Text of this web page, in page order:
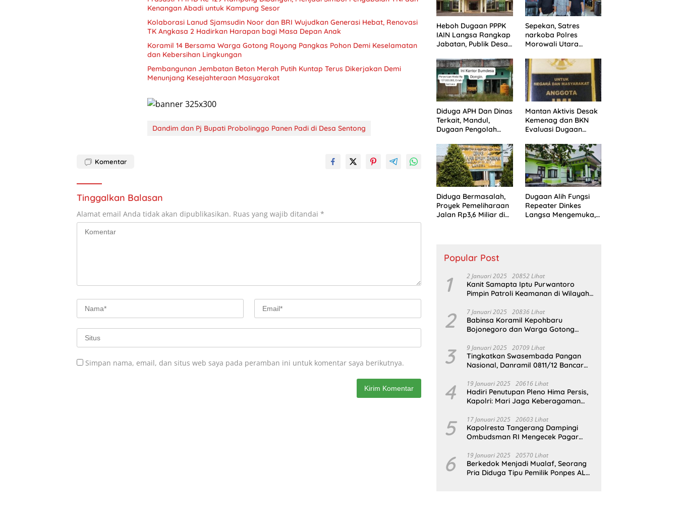
Kenangan Abadi untuk Kampung Sesor
Kolaborasi Lanud Sjamsudin Noor dan BRI Wujudkan Generasi Hebat, Renovasi
TK Angkasa 2 Hadirkan Harapan bagi Masa Depan Anak
Koramil 14 Bersama Warga Gotong Royong Pangkas Pohon Demi Keselamatan
dan Kebersihan Lingkungan
Pembangunan Jembatan Beton Merah Putih Kuntap Terus Dikerjakan Demi
Menunjang Kesejahteraan Masyarakat
Dandim dan Pj Bupati Probolinggo Panen Padi di Desa Sentong
Komentar
Tinggalkan Balasan
Alamat email Anda tidak akan dipublikasikan. Ruas yang wajib ditandai *
Simpan nama, email, dan situs web saya pada peramban ini untuk komentar saya berikutnya.
Heboh Dugaan PPPK
IAIN Langsa Rangkap
Jabatan, Publik Desak
ASN
Sepekan, Satres
narkoba Polres
Morowali Utara
Shabu dan amankan
4 orang pelaku
Diduga APH Dan Dinas
Terkait, Mandul,
Dugaan Pengolah
Langgar Aturan,
Abaikan Program
Pemerintah.
Mantan Aktivis Desak
Kemenag dan BKN
Evaluasi Dugaan
PPPK di IAIN Langsa
Diduga Bermasalah,
Proyek Pemeliharaan
Jalan Rp3,6 Miliar di
Dugaan Alih Fungsi
Repeater Dinkes
Langsa Mengemuka,
Popular Post
1 2 Januari 2025 20852 Lihat
Kanit Samapta Iptu Purwantoro
Pimpin Patroli Keamanan di Wilayah
2 7 Januari 2025 20836 Lihat
Babinsa Koramil Kepohbaru
Bojonegoro dan Warga Gotong
Gedung SDN Pejok
3 9 Januari 2025 20709 Lihat
Tingkatkan Swasembada Pangan
Nasional, Danramil 0811/12 Bancar
Petani Tanam Padi Di Desa Pugoh
4 19 Januari 2025 20616 Lihat
Hadiri Penutupan Pleno Hima Persis,
Kapolri: Mari Jaga Keberagaman
2045
5 17 Januari 2025 20603 Lihat
Kapolresta Tangerang Dampingi
Ombudsman RI Mengecek Pagar
6 19 Januari 2025 20570 Lihat
Berkedok Menjadi Mualaf, Seorang
Pria Diduga Tipu Pemilik Ponpes AL